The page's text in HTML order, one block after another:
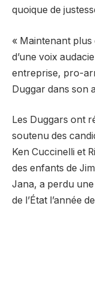
quoique de
« Maintenant plus
d’une voix
entreprise, pro-
Duggar dans son
Les Duggars ont
soutenu des
Ken Cuccinelli et
des enfants de
Jana, a perdu
de l’État l’année